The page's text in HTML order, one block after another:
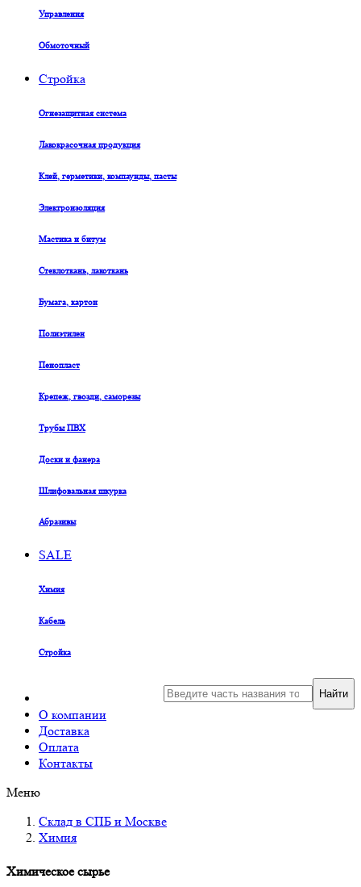
Управления
Обмоточный
Стройка
Огнезащитная система
Лакокрасочная продукция
Клей, герметики, компаунды, пасты
Электроизоляция
Мастика и битум
Стеклоткань, лакоткань
Бумага, картон
Полиэтилен
Пенопласт
Крепеж, гвозди, саморезы
Трубы ПВХ
Доски и фанера
Шлифовальная шкурка
Абразивы
SALE
Химия
Кабель
Стройка
О компании
Доставка
Оплата
Контакты
Найти
Меню
Склад в СПБ и Москве
Химия
Химическое сырье